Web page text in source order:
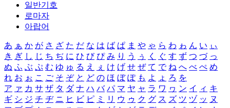
일반기호
로마자
아랍어
あ ぁ か が さ ざ た だ な は ば ぱ ま や ゃ ら わ ゎ ん い ぃ
き ぎ し じ ち ぢ に ひ び ぴ み り う ぅ く ぐ す ず つ づ っ
ぬ ふ ぶ ぷ む ゆ ゅ る え ぇ け げ せ ぜ て で ね へ べ ぺ め
れ お ぉ こ ご そ ぞ と ど の ほ ぼ ぽ も よ ょ ろ を
ア ァ カ サ ザ タ ダ ナ ハ バ パ マ ヤ ャ ラ ワ ヮ ン イ ィ キ
ギ シ ジ チ ヂ ニ ヒ ビ ピ ミ リ ウ ゥ ク グ ス ズ ツ ヅ ッ ヌ